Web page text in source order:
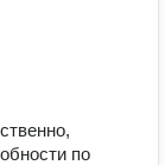
по